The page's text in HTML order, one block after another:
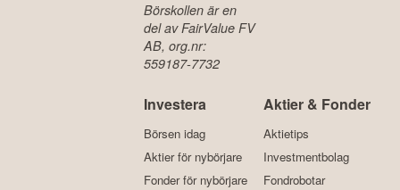
Börskollen är en
del av FairValue FV
AB, org.nr:
559187-7732
Investera
Börsen idag
Aktier för nybörjare
Fonder för nybörjare
Aktier & Fonder
Aktietips
Investmentbolag
Fondrobotar